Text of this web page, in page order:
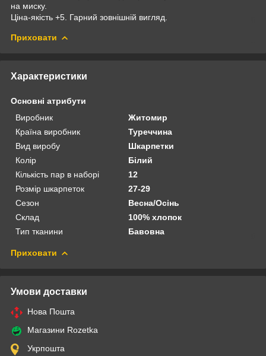
на миску.
Ціна-якість +5. Гарний зовнішній вигляд.
Приховати
Характеристики
Основні атрибути
Виробник
Житомир
Країна виробник
Туреччина
Вид виробу
Шкарпетки
Колір
Білий
Кількість пар в наборі
12
Розмір шкарпеток
27-29
Сезон
Весна/Осінь
Склад
100% хлопок
Тип тканини
Бавовна
Приховати
Умови доставки
Нова Пошта
Магазини Rozetka
Укрпошта